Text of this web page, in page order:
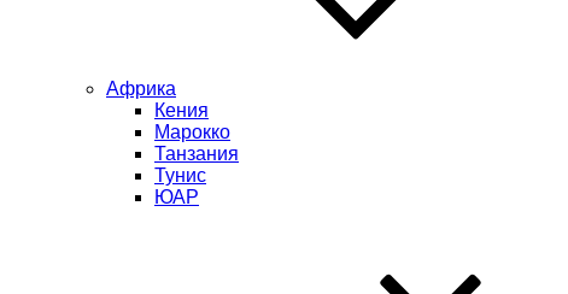
Африка
Кения
Марокко
Танзания
Тунис
ЮАР